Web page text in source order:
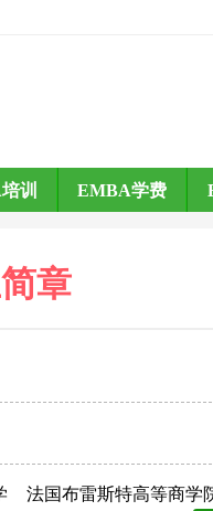
训 EMBA学费
章
法国布雷斯特高等商学